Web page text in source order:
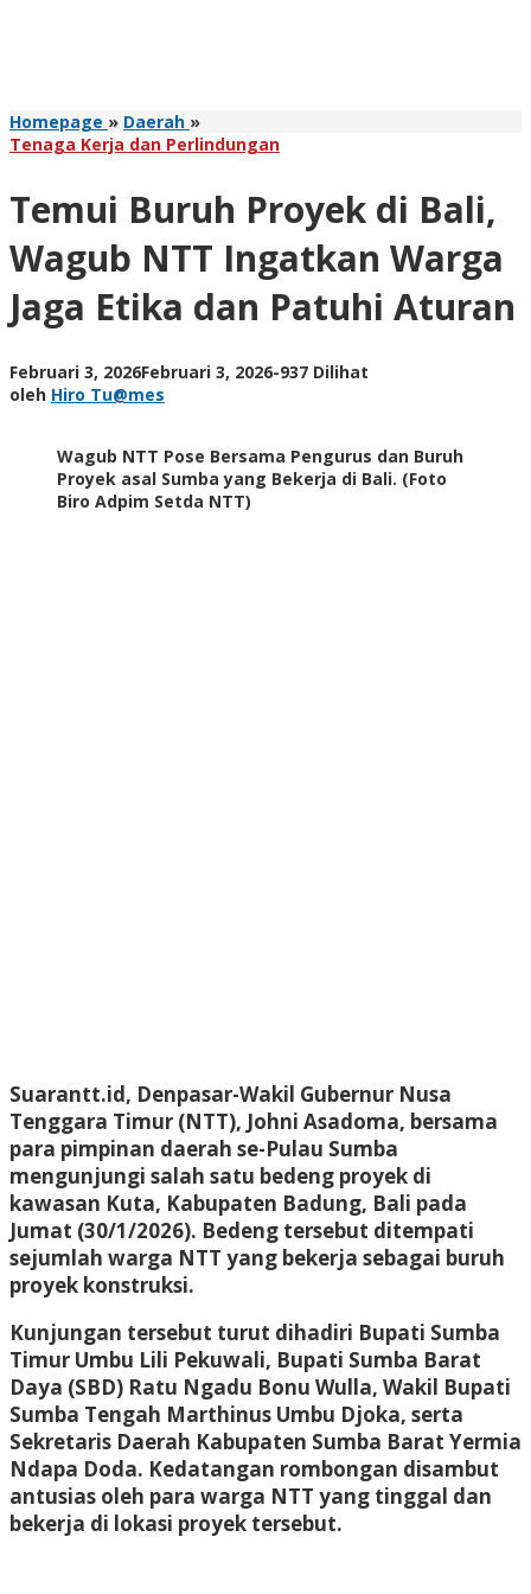
Homepage » Daerah »Temui
Buruh
Bali,
NTT
Ingatkan
Warga
Jaga
dan
Tenaga Kerja dan Perlindungan
Temui Buruh Proyek di Bali,
Wagub NTT Ingatkan Warga
Jaga Etika dan Patuhi Aturan
Februari 3, 2026Februari 3, 2026oleh
-937 Dilihat
oleh Hiro Tu@mes
Wagub NTT Pose Bersama Pengurus dan Buruh
Proyek asal Sumba yang Bekerja di Bali. (Foto
Biro Adpim Setda NTT)
Suarantt.id, Denpasar-Wakil Gubernur Nusa
Tenggara Timur (NTT), Johni Asadoma, bersama
para pimpinan daerah se-Pulau Sumba
mengunjungi salah satu bedeng proyek di
kawasan Kuta, Kabupaten Badung, Bali pada
Jumat (30/1/2026). Bedeng tersebut ditempati
sejumlah warga NTT yang bekerja sebagai buruh
proyek konstruksi.
Kunjungan tersebut turut dihadiri Bupati Sumba
Timur Umbu Lili Pekuwali, Bupati Sumba Barat
Daya (SBD) Ratu Ngadu Bonu Wulla, Wakil Bupati
Sumba Tengah Marthinus Umbu Djoka, serta
Sekretaris Daerah Kabupaten Sumba Barat Yermia
Ndapa Doda. Kedatangan rombongan disambut
antusias oleh para warga NTT yang tinggal dan
bekerja di lokasi proyek tersebut.